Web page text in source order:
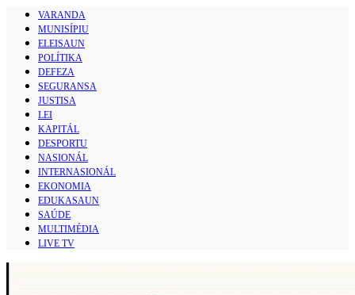
VARANDA
MUNISÍPIU
ELEISAUN
POLÍTIKA
DEFEZA
SEGURANSA
JUSTISA
LEI
KAPITÁL
DESPORTU
NASIONÁL
INTERNASIONÁL
EKONOMIA
EDUKASAUN
SAÚDE
MULTIMÉDIA
LIVE TV